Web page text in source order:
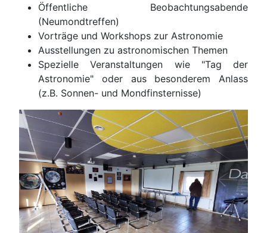
Öffentliche Beobachtungsabende
(Neumondtreffen)
Vorträge und Workshops zur Astronomie
Ausstellungen zu astronomischen Themen
Spezielle Veranstaltungen wie "Tag der
Astronomie" oder aus besonderem Anlass
(z.B. Sonnen- und Mondfinsternisse)